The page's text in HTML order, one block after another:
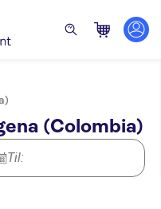
(Colombia)
Til: